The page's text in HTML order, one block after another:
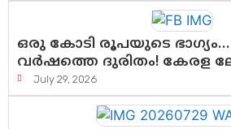
ഒരു കോടി രൂപയുടെ
വർഷത്തെ ദുരിതം! കേരള
സംവിധാനത്തെ ചോദ്യം
പോരാട്ടം
July 29, 2026